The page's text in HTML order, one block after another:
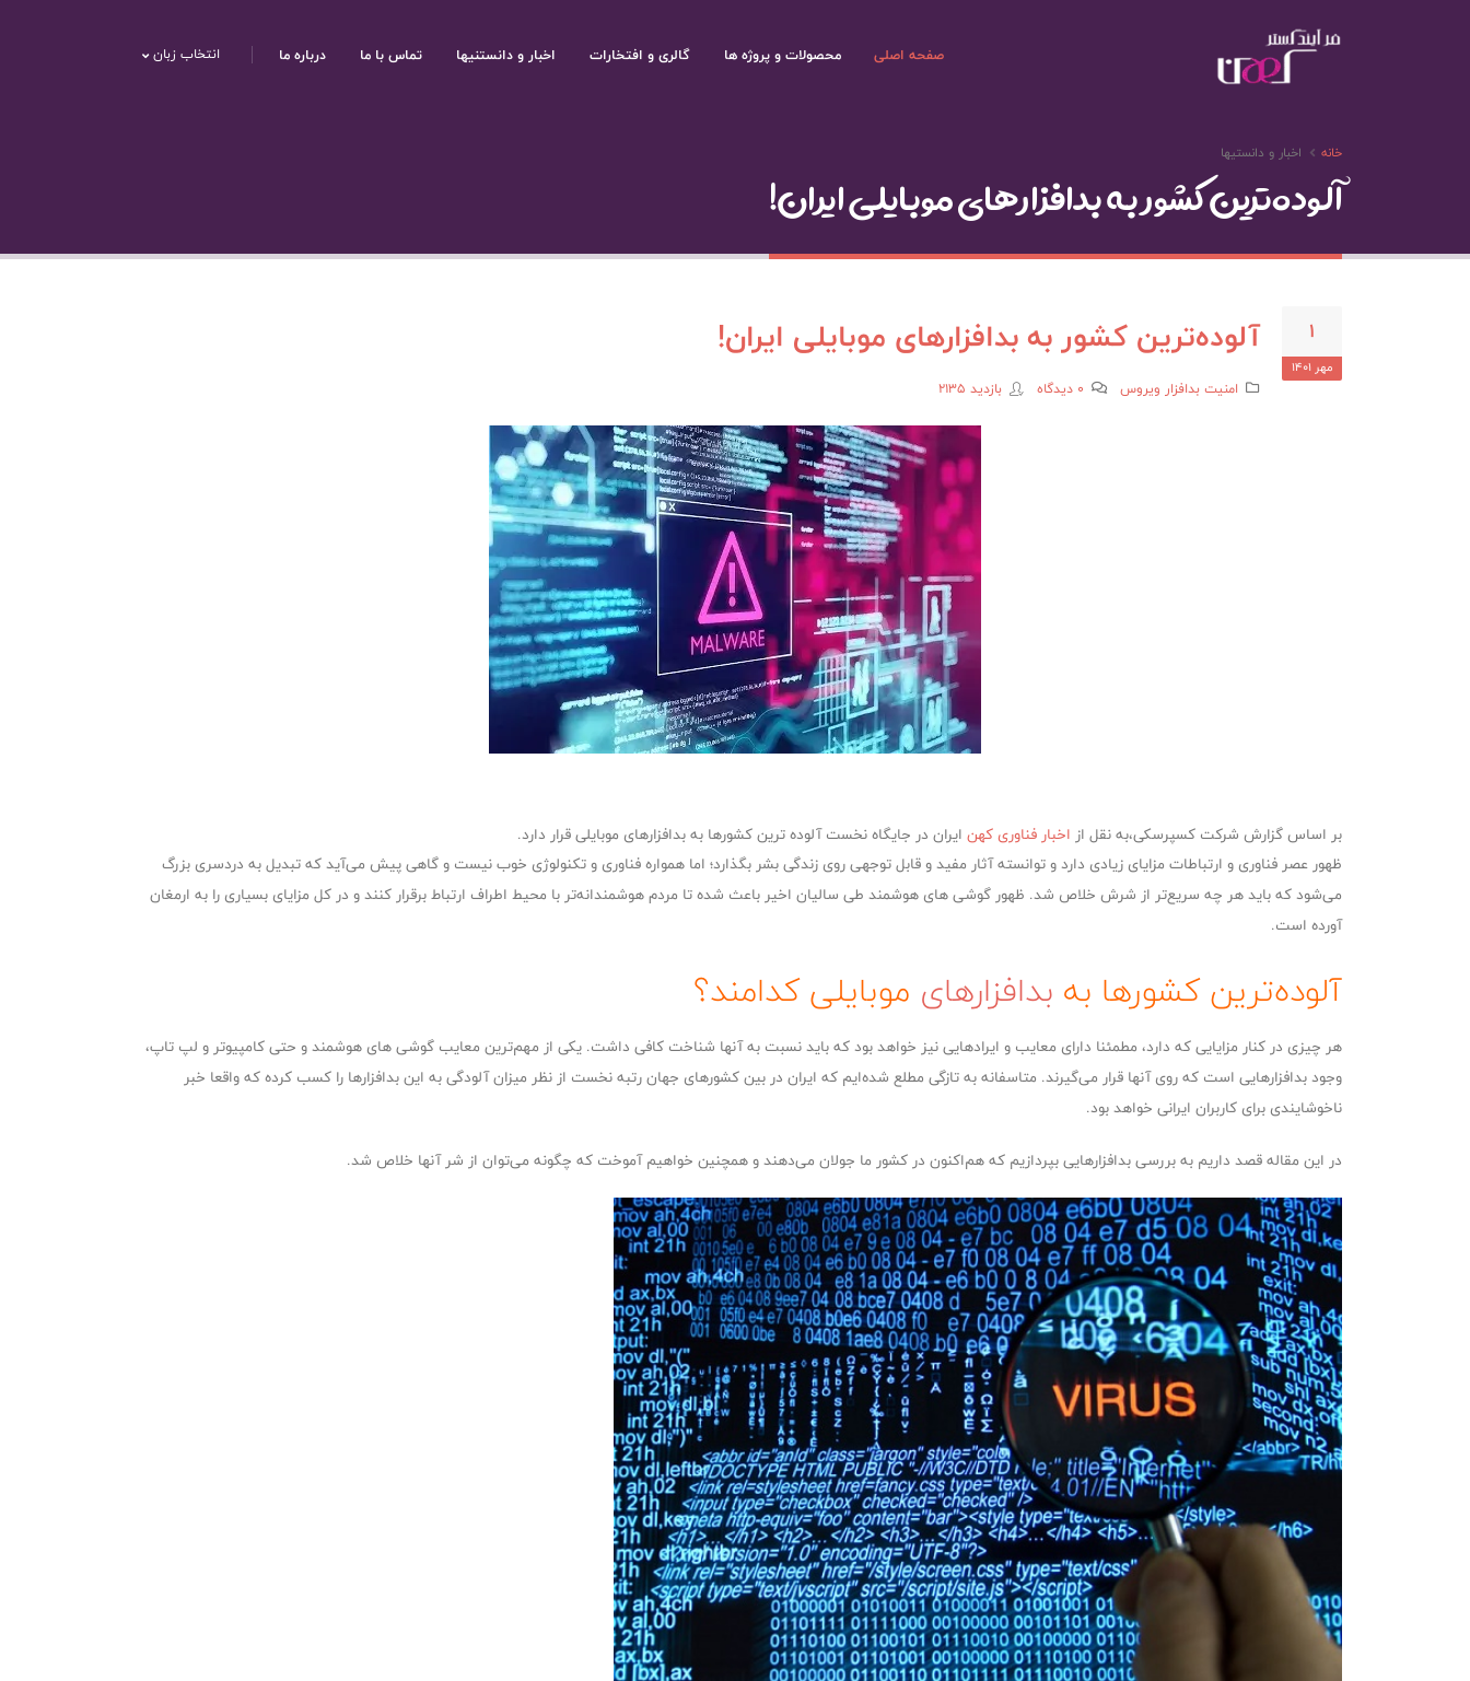
صفحه اصلی محصولات و پروژه ها گالری و افتخارات اخبار و دانستنیها تماس با ما درباره ما انتخاب زبان
خانه اخبار و دانستیها
آلوده‌ترین کشور‌ به بدافزارهای موبایلی ایران!
1
مهر 1401
آلوده‌ترین کشور‌ به بدافزارهای موبایلی ایران!
امنيتبدافزار ويروس 0 دیدگاه بازدید 2135
بر اساس گزارش شرکت کسپرسکی،به نقل از اخبار فناوری کهن ایران در جایگاه نخست آلوده ترین کشور‌ها به بدافزارهای موبایلی قرار دارد.
ظهور عصر فناوری و ارتباطات مزایای زیادی دارد و توانسته آثار مفید و قابل توجهی روی زندگی بشر بگذارد؛ اما همواره فناوری و تکنولوژی خوب نیست و گاهی پیش می‌آید که تبدیل به دردسری بزرگ
می‌شود که باید هر چه سریع‌تر از شرش خلاص شد. ظهور گوشی های هوشمند طی سالیان اخیر باعث شده تا مردم هوشمندانه‌تر با محیط اطراف ارتباط برقرار کنند و در کل مزایای بسیاری را به ارمغان
آورده است.
آلوده‌ترین کشور‌ها به بدافزارهای موبایلی کدامند؟
هر چیزی در کنار مزایایی که دارد، مطمئنا دارای معایب و ایرادهایی نیز خواهد بود که باید نسبت به آنها شناخت کافی داشت. یکی از مهم‌ترین معایب گوشی های هوشمند و حتی کامپیوتر و لپ تاپ،
وجود بدافزارهایی است که روی آنها قرار می‌گیرند. متاسفانه به تازگی مطلع شده‌ایم که ایران در بین کشورهای جهان رتبه نخست از نظر میزان آلودگی به این بدافزارها را کسب کرده که واقعا خبر
ناخوشایندی برای کاربران ایرانی خواهد بود.
در این مقاله قصد داریم به بررسی بدافزارهایی بپردازیم که هم‌اکنون در کشور ما جولان می‌دهند و همچنین خواهیم آموخت که چگونه می‌توان از شر آنها خلاص شد.